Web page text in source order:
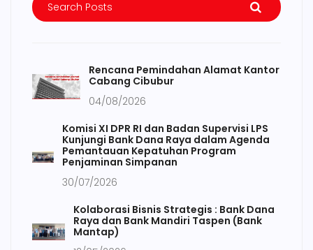
Rencana Pemindahan Alamat Kantor
Cabang Cibubur
04/08/2026
Komisi XI DPR RI dan Badan Supervisi LPS
Kunjungi Bank Dana Raya dalam Agenda
Pemantauan Kepatuhan Program
Penjaminan Simpanan
30/07/2026
Kolaborasi Bisnis Strategis : Bank Dana
Raya dan Bank Mandiri Taspen (Bank
Mantap)